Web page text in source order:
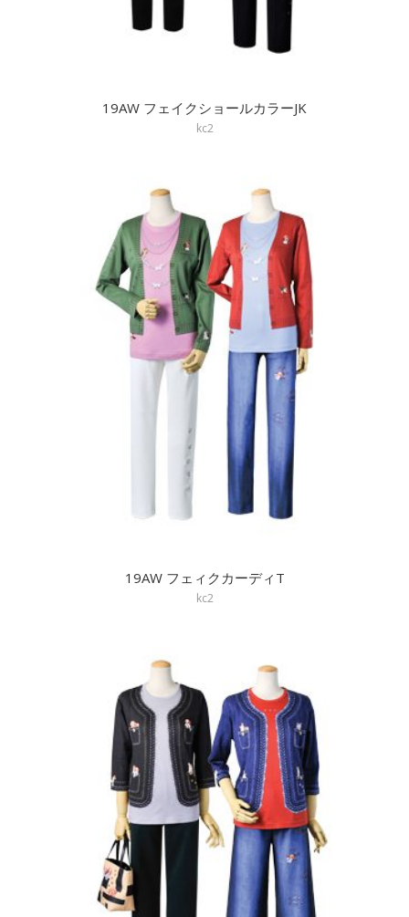
19AW フェイクショールカラーJK
kc2
19AW フェィクカーディT
kc2